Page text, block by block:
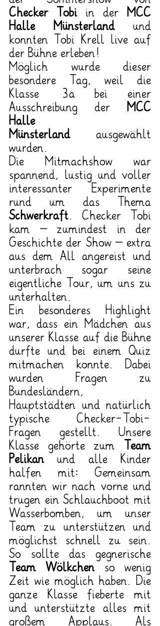
Checker Tobi in der MCC
Halle Münsterland und
konnten Tobi Krell live auf
der Bühne erleben!
Möglich wurde dieser
besondere Tag, weil die
Klasse 3a bei einer
Ausschreibung der MCC
Halle
Münsterland ausgewählt
wurden.
Die Mitmachshow war
spannend, lustig und voller
interessanter Experimente
Schwerkraft. Checker Tobi
kam – zumindest in der
Geschichte der Show – extra
aus dem All angereist und
unterbrach sogar seine
eigentliche Tour, um uns zu
unterhalten.
Ein besonderes Highlight
war, dass ein Mädchen aus
unserer Klasse auf die Bühne
durfte und bei einem Quiz
mitmachen konnte. Dabei
wurden Fragen zu
Bundesländern,
Hauptstädten und natürlich
typische Checker-Tobi-
Fragen gestellt. Unsere
Klasse gehörte zum
Team
Pelikan und alle Kinder
halfen mit: Gemeinsam
rannten wir nach vorne und
trugen ein Schlauchboot mit
Wasserbomben, um unser
Team zu unterstützen und
möglichst schnell zu sein.
Team Wölkchen so wenig
Zeit wie möglich haben. Die
ganze Klasse fieberte mit
und unterstützte alles mit
großem Applaus. Als